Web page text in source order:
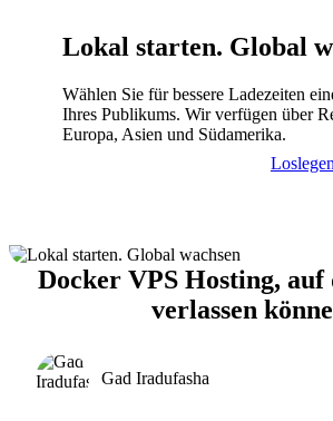
Lokal starten. Global
Wählen Sie für bessere Ladezeiten
Ihres Publikums. Wir verfügen über
Europa, Asien und Südamerika.
Loslegen
Docker VPS Hosting, auf
verlassen
Gad Iradufasha